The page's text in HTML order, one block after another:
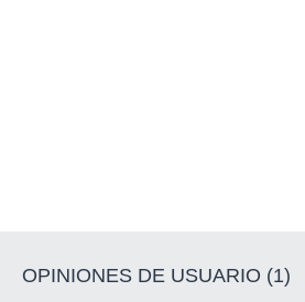
OPINIONES DE USUARIO (1)